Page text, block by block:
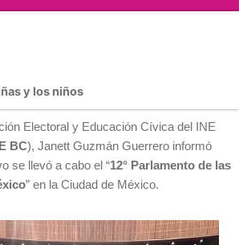
y los niños
Electoral y Educación Cívica del INE
BC), Janett Guzmán Guerrero informó
se llevó a cabo el “12° Parlamento de las
” en la Ciudad de México.